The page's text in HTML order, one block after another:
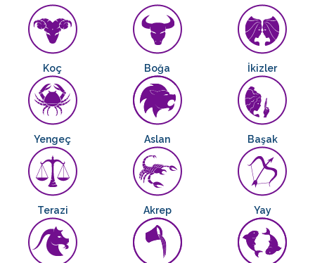
Koç Boğa İkizler
Yengeç Aslan Başak
Terazi Akrep Yay